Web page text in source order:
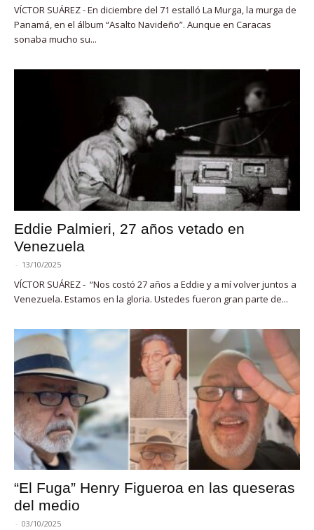
VÍCTOR SUÁREZ - En diciembre del 71 estalló La Murga, la murga de
Panamá, en el álbum “Asalto Navideño”. Aunque en Caracas
sonaba mucho su...
Eddie Palmieri, 27 años vetado en
Venezuela
- 13/10/2025
VÍCTOR SUÁREZ - “Nos costó 27 años a Eddie y a mí volver juntos a
Venezuela. Estamos en la gloria. Ustedes fueron gran parte de...
“El Fuga” Henry Figueroa en las queseras
del medio
- 03/10/2025